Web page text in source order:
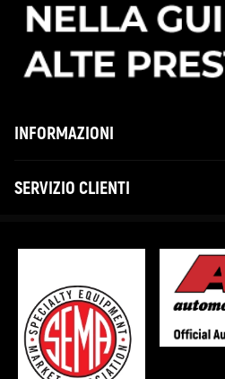
INFORMAZIONI
SERVIZIO CLIENTI